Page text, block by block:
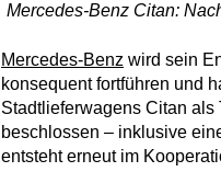
Mercedes-Benz Citan:
Mercedes-Benz wird sein
konsequent fortführen und
Stadtlieferwagens Citan als
beschlossen – inklusive
entsteht erneut im